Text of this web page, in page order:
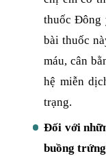
thuốc Đông
bài thuốc
máu, cân
hệ miễn
trạng.
Đối với
buồng